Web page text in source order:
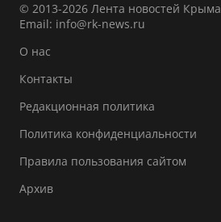
© 2013-2026 Лента новостей Крыма
Email: info@rk-news.ru
О нас
Контакты
Редакционная политика
Политика конфиденциальности
Правила пользования сайтом
Архив